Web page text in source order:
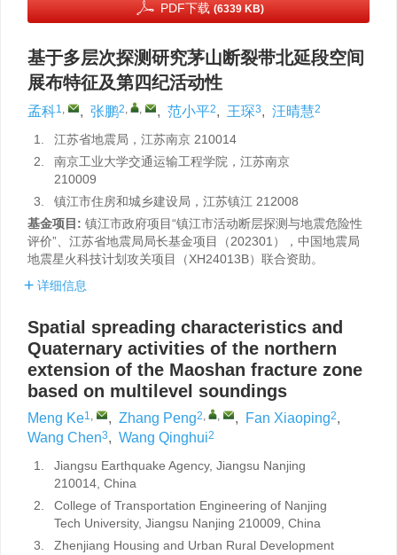
PDF下载 (6339 KB)
基于多层次探测研究茅山断裂带北延段空间
展布特征及第四纪活动性
孟科1, , 张鹏2, , , 范小平2, 王琛3, 汪晴慧2
1.
江苏省地震局，江苏南京 210014
2.
南京工业大学交通运输工程学院，江苏南京
210009
3.
镇江市住房和城乡建设局，江苏镇江 212008
基金项目: 镇江市政府项目“镇江市活动断层探测与地震危险性
评价”、江苏省地震局局长基金项目（202301），中国地震局
地震星火科技计划攻关项目（XH24013B）联合资助。
详细信息
Spatial spreading characteristics and
Quaternary activities of the northern
extension of the Maoshan fracture zone
based on multilevel soundings
Meng Ke1, , Zhang Peng2, , , Fan Xiaoping2,
Wang Chen3, Wang Qinghui2
1.
Jiangsu Earthquake Agency, Jiangsu Nanjing
210014, China
2.
College of Transportation Engineering of Nanjing
Tech University, Jiangsu Nanjing 210009, China
3.
Zhenjiang Housing and Urban Rural Development